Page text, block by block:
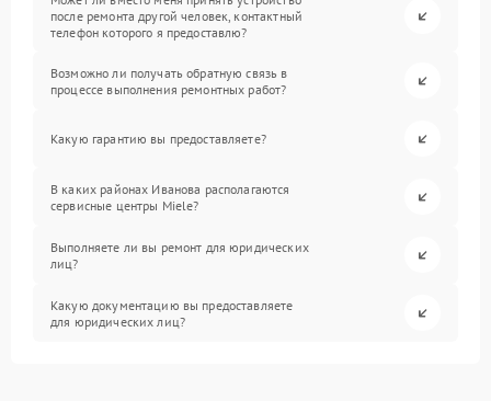
после ремонта другой человек, контактный
телефон которого я предоставлю?
Возможно ли получать обратную связь в
процессе выполнения ремонтных работ?
Какую гарантию вы предоставляете?
В каких районах Иванова располагаются
сервисные центры Miele?
Выполняете ли вы ремонт для юридических
лиц?
Какую документацию вы предоставляете
для юридических лиц?